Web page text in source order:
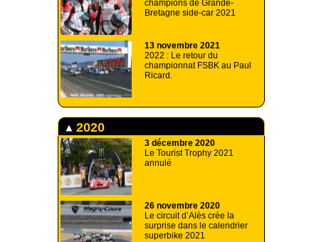
champions de Grande-
Bretagne side-car 2021
13 novembre 2021
2022 : Le retour du
championnat FSBK au Paul
Ricard.
2020
3 décembre 2020
Le Tourist Trophy 2021
annulé
26 novembre 2020
Le circuit d’Alès crée la
surprise dans le calendrier
superbike 2021